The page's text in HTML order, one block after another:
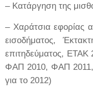
– Κατάργηση της
– Χαράτσια εφορίας
εισοδήματος,
επιτηδεύματος, ΕΤΑΚ
ΦΑΠ 2010, ΦΑΠ 2011,
για το 2012)